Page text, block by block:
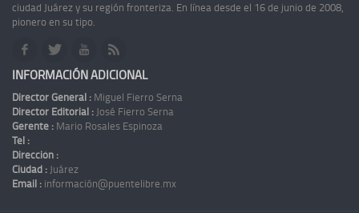
ciudad Juárez y su región fronteriza. En línea desde el 16 de junio de 2008,
pionero en su tipo.
INFORMACIÓN ADICIONAL
Director General : Miguel Fierro Serna
Director Editorial : José Fierro Serna
Gerente : Mario Rosales Espinoza
Tel :
Dirección :
Ciudad : Juárez
Email : información@puentelibre.mx